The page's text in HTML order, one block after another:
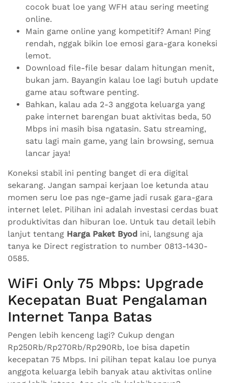
cocok buat loe yang WFH atau sering meeting
online.
Main game online yang kompetitif? Aman! Ping
rendah, nggak bikin loe emosi gara-gara koneksi
lemot.
Download file-file besar dalam hitungan menit,
bukan jam. Bayangin kalau loe lagi butuh update
game atau software penting.
Bahkan, kalau ada 2-3 anggota keluarga yang
pake internet barengan buat aktivitas beda, 50
Mbps ini masih bisa ngatasin. Satu streaming,
satu lagi main game, yang lain browsing, semua
lancar jaya!
Koneksi stabil ini penting banget di era digital
sekarang. Jangan sampai kerjaan loe ketunda atau
momen seru loe pas nge-game jadi rusak gara-gara
internet lelet. Pilihan ini adalah investasi cerdas buat
produktivitas dan hiburan loe. Untuk tau detail lebih
lanjut tentang Harga Paket Byod ini, langsung aja
tanya ke Direct registration to number 0813-1430-
0585.
WiFi Only 75 Mbps: Upgrade
Kecepatan Buat Pengalaman
Internet Tanpa Batas
Pengen lebih kenceng lagi? Cukup dengan
Rp250Rb/Rp270Rb/Rp290Rb, loe bisa dapetin
kecepatan 75 Mbps. Ini pilihan tepat kalau loe punya
anggota keluarga lebih banyak atau aktivitas online